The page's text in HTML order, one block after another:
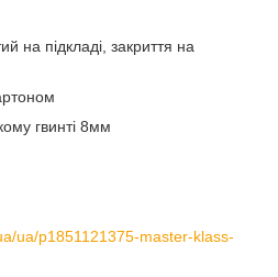
на підкладі, закриття на
гвинті 8мм
ua/p1851121375-master-klass-